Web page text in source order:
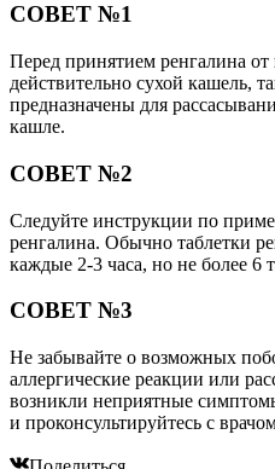
СОВЕТ №1
Перед принятием ренгалина от
действительно сухой кашель,
предназначены для
кашле.
СОВЕТ №2
Следуйте инструкции по
ренгалина. Обычно таблетки
каждые 2-3 часа, но не более 6
СОВЕТ №3
Не забывайте о возможных
аллергические реакции или
возникли неприятные
и проконсультируйтесь с